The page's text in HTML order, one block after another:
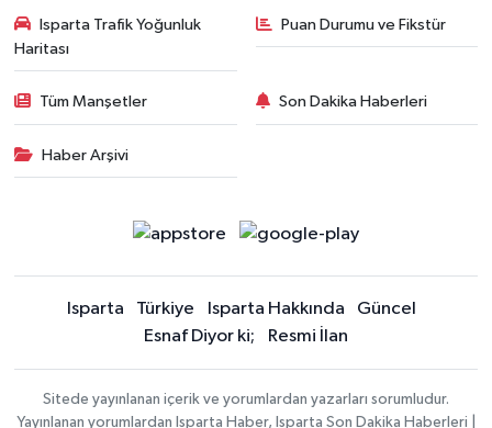
Isparta Trafik Yoğunluk
Haritası
Puan Durumu ve Fikstür
Tüm Manşetler Son Dakika Haberleri
Haber Arşivi
Isparta Türkiye Isparta Hakkında
Güncel
Esnaf Diyor ki;
Resmi İlan
Sitede yayınlanan içerik ve yorumlardan yazarları sorumludur.
Yayınlanan yorumlardan Isparta Haber, Isparta Son Dakika Haberleri |